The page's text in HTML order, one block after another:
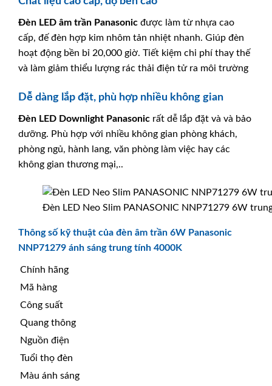
Đèn LED âm trần Panasonic được làm từ nhựa cao
cấp, đế đèn hợp kim nhôm tản nhiệt nhanh. Giúp đèn
hoạt động bền bỉ 20,000 giờ. Tiết kiệm chi phí thay thế
và làm giảm thiểu lượng rác thải điện tử ra môi trường
Dễ dàng lắp đặt, phù hợp nhiều không gian
Đèn LED Downlight Panasonic rất dễ lắp đặt và và bảo
dưỡng. Phù hợp với nhiều không gian phòng khách,
phòng ngủ, hành lang, văn phòng làm việc hay các
không gian thương mại,..
Đèn LED Neo Slim PANASONIC NNP71279 6W
Thông số kỹ thuật của đèn âm trần 6W Panasonic
NNP71279 ánh sáng trung tính 4000K
Chính hãng
Mã hàng
Công suất
Quang thông
Nguồn điện
Tuổi thọ đèn
Màu ánh sáng